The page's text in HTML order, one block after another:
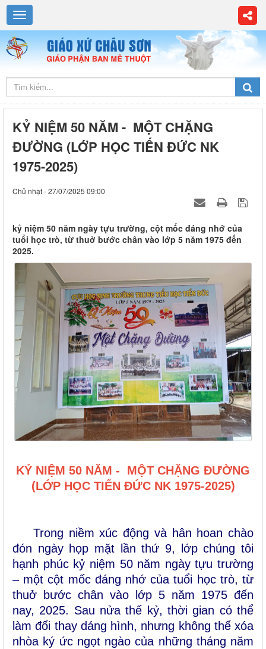
KỶ NIỆM 50 NĂM - MỘT CHẶNG
ĐƯỜNG (LỚP HỌC TIẾN ĐỨC NK
1975-2025)
Chủ nhật - 27/07/2025 09:00
kỷ niệm 50 năm ngày tựu trường, cột mốc đáng nhớ của
tuổi học trò, từ thuở bước chân vào lớp 5 năm 1975 đến
2025.
KỶ NIỆM 50 NĂM - MỘT CHẶNG ĐƯỜNG
(LỚP HỌC TIẾN ĐỨC NK 1975-2025)
Trong niềm xúc động và hân hoan chào
đón ngày họp mặt lần thứ 9, lớp chúng tôi
hạnh phúc kỷ niệm 50 năm ngày tựu trường
– một cột mốc đáng nhớ của tuổi học trò, từ
thuở bước chân vào lớp 5 năm 1975 đến
nay, 2025. Sau nửa thế kỷ, thời gian có thể
làm đổi thay dáng hình, nhưng không thể xóa
nhòa ký ức ngọt ngào của những tháng năm